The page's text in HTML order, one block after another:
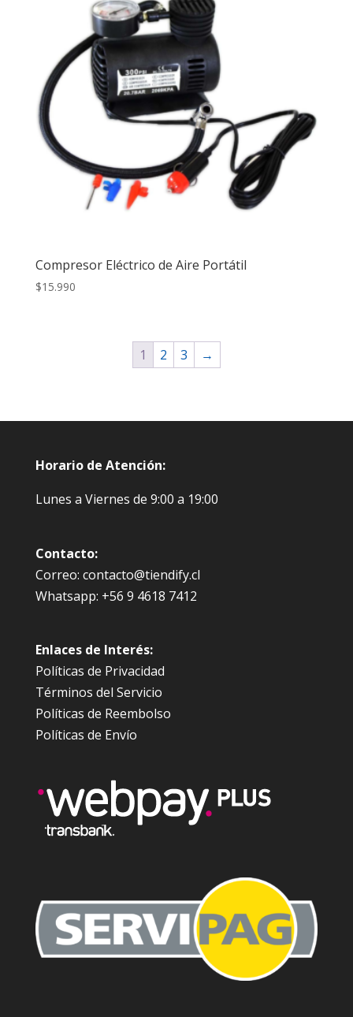
Compresor Eléctrico de Aire Portátil
$15.990
1 2 3 →
Horario de Atención:
Lunes a Viernes de 9:00 a 19:00
Contacto:
Correo: contacto@tiendify.cl
Whatsapp: +56 9 4618 7412
Enlaces de Interés:
Políticas de Privacidad
Términos del Servicio
Políticas de Reembolso
Políticas de Envío